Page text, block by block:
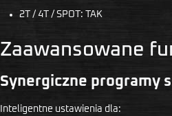
2T / 4T / SPOT: TAK
Zaawansowane
Synergiczne programy
Inteligentne ustawienia dla: